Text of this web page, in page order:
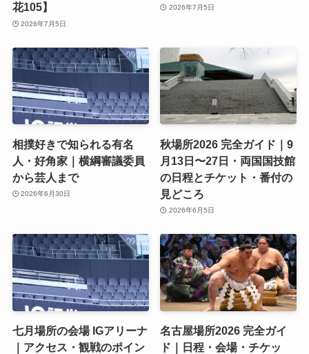
花105】
2026年7月5日
2026年7月5日
相撲好きで知られる有名
人・好角家｜横綱審議委員
から芸人まで
2026年6月30日
秋場所2026 完全ガイド｜9
月13日〜27日・両国国技館
の日程とチケット・番付の
見どころ
2026年6月5日
七月場所の会場 IGアリーナ
｜アクセス・観戦のポイン
名古屋場所2026 完全ガイ
ド｜日程・会場・チケッ